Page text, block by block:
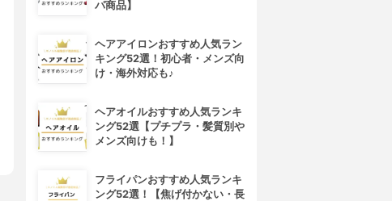
パ商品】
ヘアアイロンおすすめ人気ラン
キング52選！初心者・メンズ向
け・海外対応も♪
ヘアオイルおすすめ人気ランキ
ング52選【プチプラ・髪質別や
メンズ向けも！】
フライパンおすすめ人気ランキ
ング52選！【焦げ付かない・長